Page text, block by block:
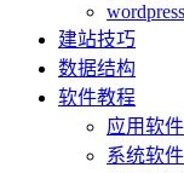
wordpress
建站技巧
数据结构
软件教程
应用软件
系统软件